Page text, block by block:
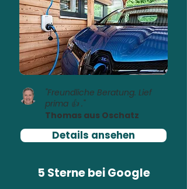
"Freundliche Beratung. Lief
prima 👍 ."
Thomas aus Oschatz
Details ansehen
5 Sterne beiGoogle